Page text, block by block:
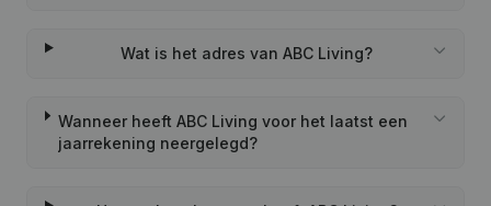
Wat is het adres van ABC Living?
Wanneer heeft ABC Living voor het laatst een
jaarrekening neergelegd?